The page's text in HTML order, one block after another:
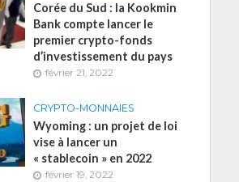
Corée du Sud : la Kookmin
Bank compte lancer le
premier crypto-fonds
d’investissement du pays
février 21, 2022
CRYPTO-MONNAIES
Wyoming : un projet de loi
vise à lancer un
« stablecoin » en 2022
février 19, 2022